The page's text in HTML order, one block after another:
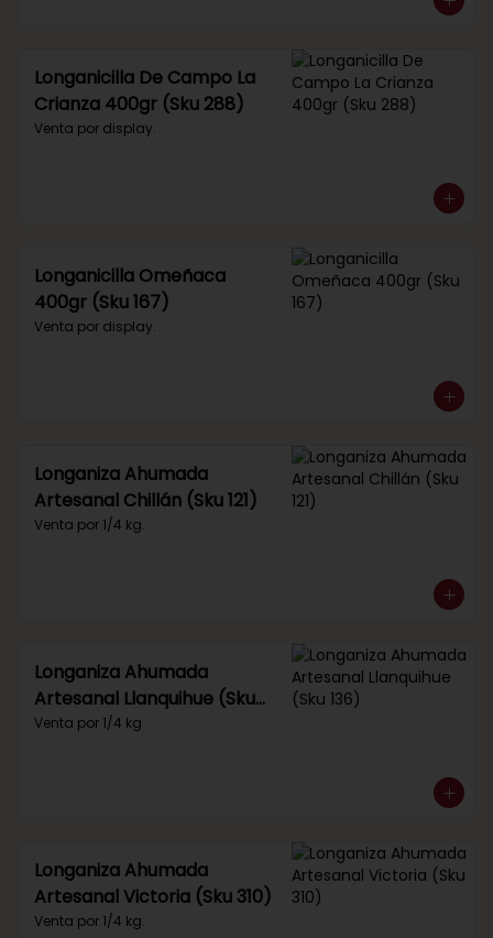
Longanicilla De Campo La
Crianza 400gr (Sku 288)
Venta por display.
Longanicilla Omeñaca
400gr (Sku 167)
Venta por display.
Longaniza Ahumada
Artesanal Chillán (Sku 121)
Venta por 1/4 kg.
Longaniza Ahumada
Artesanal Llanquihue (Sku
136)
Venta por 1/4 kg
Longaniza Ahumada
Artesanal Victoria (Sku 310)
Venta por 1/4 kg.